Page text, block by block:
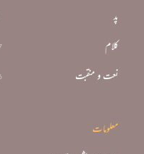
پد
کلام
نعت و منقبت
معلومات